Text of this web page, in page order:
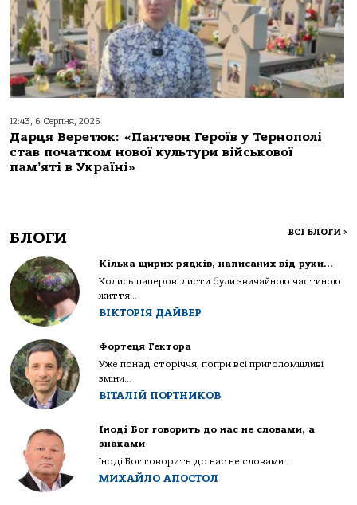
12:43, 6 Серпня, 2026
Дарця Веретюк: «Пантеон Героїв у Тернополі
став початком нової культури військової
пам’яті в Україні»
БЛОГИ ВСІ БЛОГИ >
Кілька щирих рядків, написаних від руки…
Колись паперові листи були звичайною частиною
життя...
ВІКТОРІЯ ДАЙВЕР
Фортеця Гектора
Уже понад сторіччя, попри всі приголомшливі
зміни...
ВІТАЛІЙ ПОРТНИКОВ
Іноді Бог говорить до нас не словами, а
знаками
Іноді Бог говорить до нас не словами...
МИХАЙЛО АПОСТОЛ